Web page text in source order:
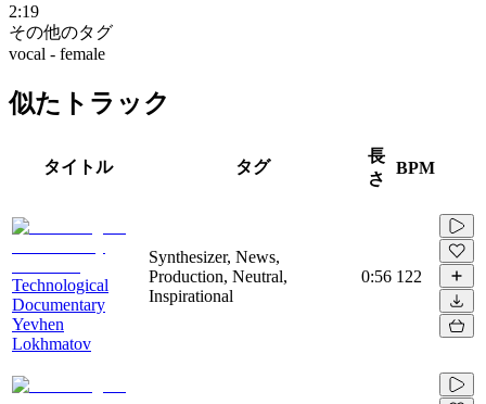
2:19
その他のタグ
vocal - female
似たトラック
タイトル タグ
長
さ
BPM
Technological
Documentary
Yevhen
Lokhmatov
Synthesizer, News,
Production, Neutral,
Inspirational
0:56 122